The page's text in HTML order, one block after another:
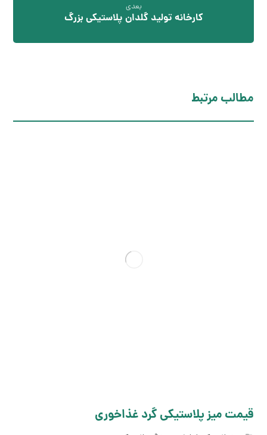
بعدی
کارخانه تولید گلدان پلاستیکی بزرگ
مطالب مرتبط
قیمت میز پلاستیکی گرد غذاخوری